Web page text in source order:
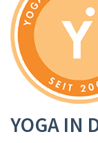
YOGA IN